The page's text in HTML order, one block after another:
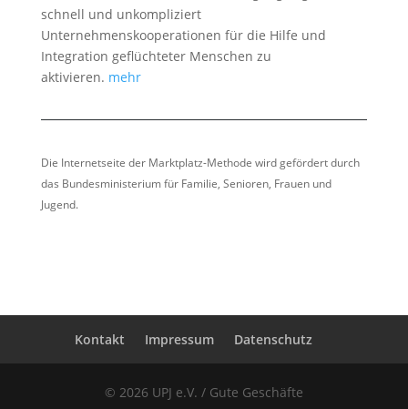
schnell und unkompliziert
Unternehmenskooperationen für die Hilfe und
Integration geflüchteter Menschen zu
aktivieren. mehr
Die Internetseite der Marktplatz-Methode wird gefördert durch
das Bundesministerium für Familie, Senioren, Frauen und
Jugend.
Kontakt Impressum Datenschutz
© 2026 UPJ e.V. / Gute Geschäfte